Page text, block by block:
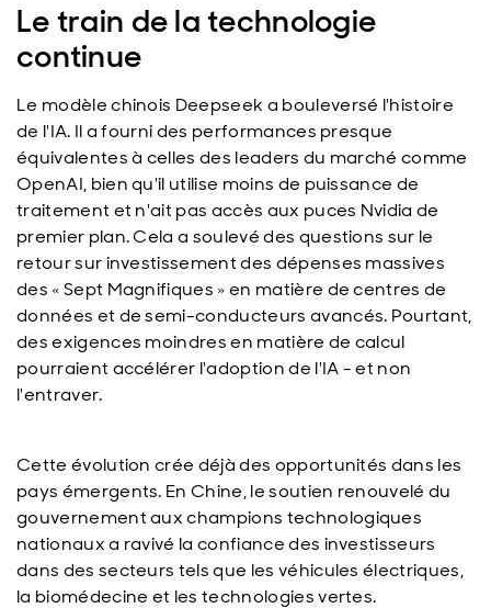
Le train de la technologie
continue
Le modèle chinois Deepseek a bouleversé l'histoire
de l'IA. Il a fourni des performances presque
équivalentes à celles des leaders du marché comme
OpenAI, bien qu'il utilise moins de puissance de
traitement et n'ait pas accès aux puces Nvidia de
premier plan. Cela a soulevé des questions sur le
retour sur investissement des dépenses massives
des « Sept Magnifiques » en matière de centres de
données et de semi-conducteurs avancés. Pourtant,
des exigences moindres en matière de calcul
pourraient accélérer l'adoption de l'IA - et non
l'entraver.
Cette évolution crée déjà des opportunités dans les
pays émergents. En Chine, le soutien renouvelé du
gouvernement aux champions technologiques
nationaux a ravivé la confiance des investisseurs
dans des secteurs tels que les véhicules électriques,
la biomédecine et les technologies vertes.